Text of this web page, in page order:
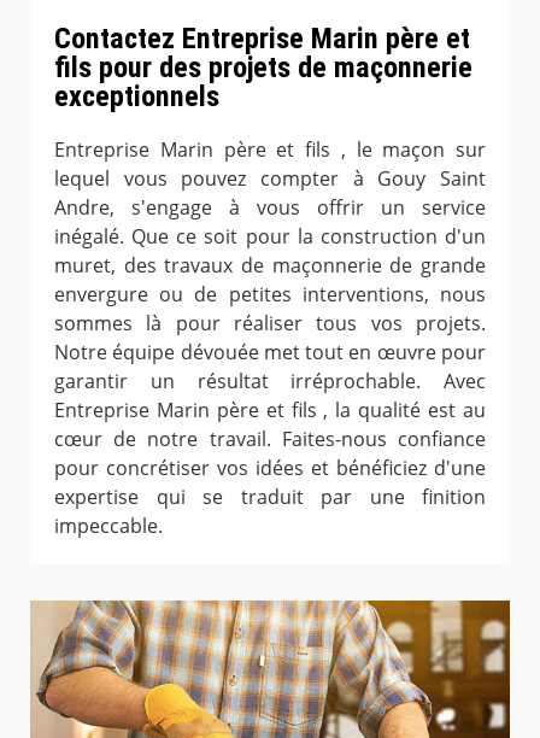
Contactez Entreprise Marin père et
fils pour des projets de maçonnerie
exceptionnels
Entreprise Marin père et fils , le maçon sur
lequel vous pouvez compter à Gouy Saint
Andre, s'engage à vous offrir un service
inégalé. Que ce soit pour la construction d'un
muret, des travaux de maçonnerie de grande
envergure ou de petites interventions, nous
sommes là pour réaliser tous vos projets.
Notre équipe dévouée met tout en œuvre pour
garantir un résultat irréprochable. Avec
Entreprise Marin père et fils , la qualité est au
cœur de notre travail. Faites-nous confiance
pour concrétiser vos idées et bénéficiez d'une
expertise qui se traduit par une finition
impeccable.